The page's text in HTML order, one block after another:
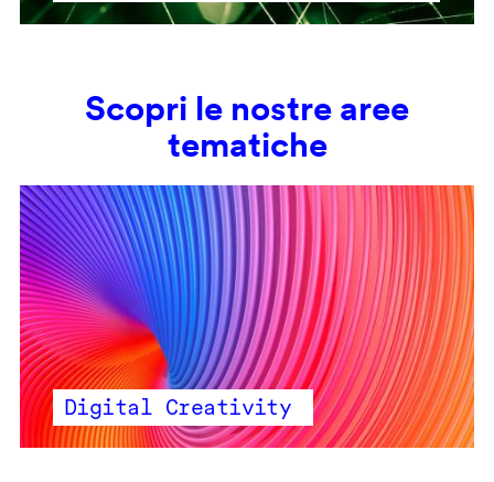
Scopri le nostre aree
tematiche
Digital Creativity